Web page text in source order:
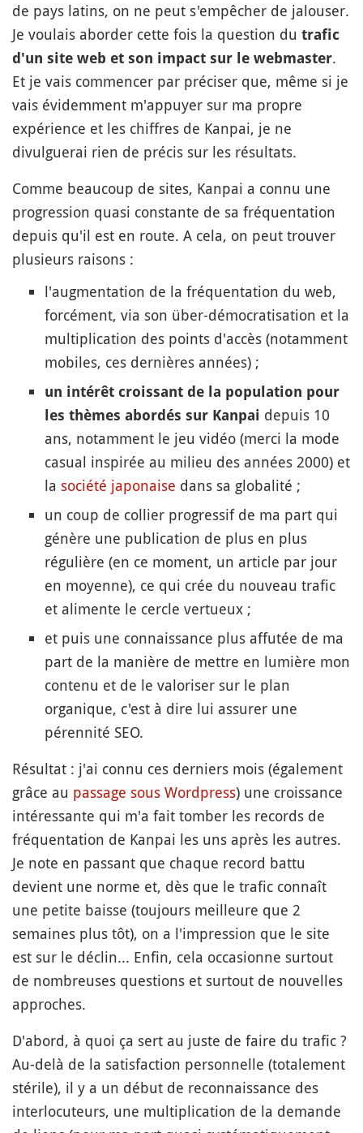
de pays latins, on ne peut s'empêcher de jalouser.
Je voulais aborder cette fois la question du trafic
d'un site web et son impact sur le webmaster.
Et je vais commencer par préciser que, même si je
vais évidemment m'appuyer sur ma propre
expérience et les chiffres de Kanpai, je ne
divulguerai rien de précis sur les résultats.
Comme beaucoup de sites, Kanpai a connu une
progression quasi constante de sa fréquentation
depuis qu'il est en route. A cela, on peut trouver
plusieurs raisons :
l'augmentation de la fréquentation du web,
forcément, via son über-démocratisation et la
multiplication des points d'accès (notamment
mobiles, ces dernières années) ;
un intérêt croissant de la population pour
les thèmes abordés sur Kanpai depuis 10
ans, notamment le jeu vidéo (merci la mode
casual inspirée au milieu des années 2000) et
la société japonaise dans sa globalité ;
un coup de collier progressif de ma part qui
génère une publication de plus en plus
régulière (en ce moment, un article par jour
en moyenne), ce qui crée du nouveau trafic
et alimente le cercle vertueux ;
et puis une connaissance plus affutée de ma
part de la manière de mettre en lumière mon
contenu et de le valoriser sur le plan
organique, c'est à dire lui assurer une
pérennité SEO.
Résultat : j'ai connu ces derniers mois (également
grâce au passage sous Wordpress) une croissance
intéressante qui m'a fait tomber les records de
fréquentation de Kanpai les uns après les autres.
Je note en passant que chaque record battu
devient une norme et, dès que le trafic connaît
une petite baisse (toujours meilleure que 2
semaines plus tôt), on a l'impression que le site
est sur le déclin... Enfin, cela occasionne surtout
de nombreuses questions et surtout de nouvelles
approches.
D'abord, à quoi ça sert au juste de faire du trafic ?
Au-delà de la satisfaction personnelle (totalement
stérile), il y a un début de reconnaissance des
interlocuteurs, une multiplication de la demande